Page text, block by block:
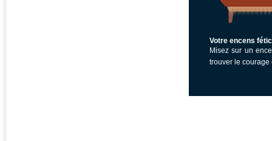
Votre encens
Misez sur un
trouver le courage